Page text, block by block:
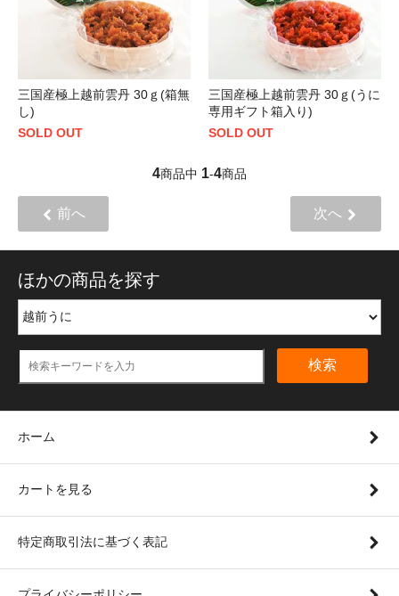
三国産極上越前雲丹 30ｇ(箱無
し)
SOLD OUT
三国産極上越前雲丹 30ｇ(うに
専用ギフト箱入り)
SOLD OUT
4商品中 1-4商品
前へ 次へ
ほかの商品を探す
検索
ホーム
カートを見る
特定商取引法に基づく表記